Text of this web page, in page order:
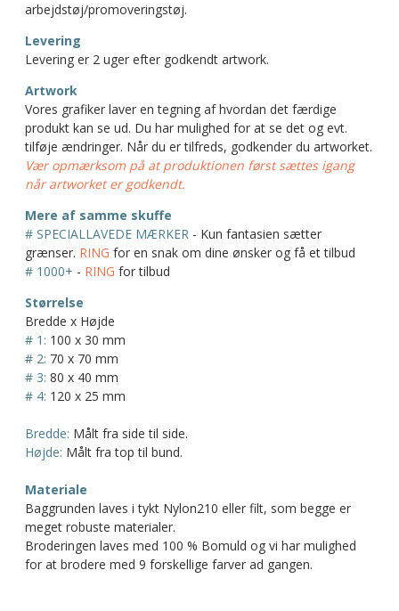
arbejdstøj/promoveringstøj.
Levering
Levering er 2 uger efter godkendt artwork.
Artwork
Vores grafiker laver en tegning af hvordan det færdige
produkt kan se ud. Du har mulighed for at se det og evt.
tilføje ændringer. Når du er tilfreds, godkender du artworket.
Vær opmærksom på at produktionen først sættes igang
når artworket er godkendt.
Mere af samme skuffe
# SPECIALLAVEDE MÆRKER - Kun fantasien sætter
grænser. RING for en snak om dine ønsker og få et tilbud
# 1000+ - RING for tilbud
Størrelse
Bredde x Højde
# 1: 100 x 30 mm
# 2: 70 x 70 mm
# 3: 80 x 40 mm
# 4: 120 x 25 mm
Bredde: Målt fra side til side.
Højde: Målt fra top til bund.
Materiale
Baggrunden laves i tykt Nylon210 eller filt, som begge er
meget robuste materialer.
Broderingen laves med 100 % Bomuld og vi har mulighed
for at brodere med 9 forskellige farver ad gangen.